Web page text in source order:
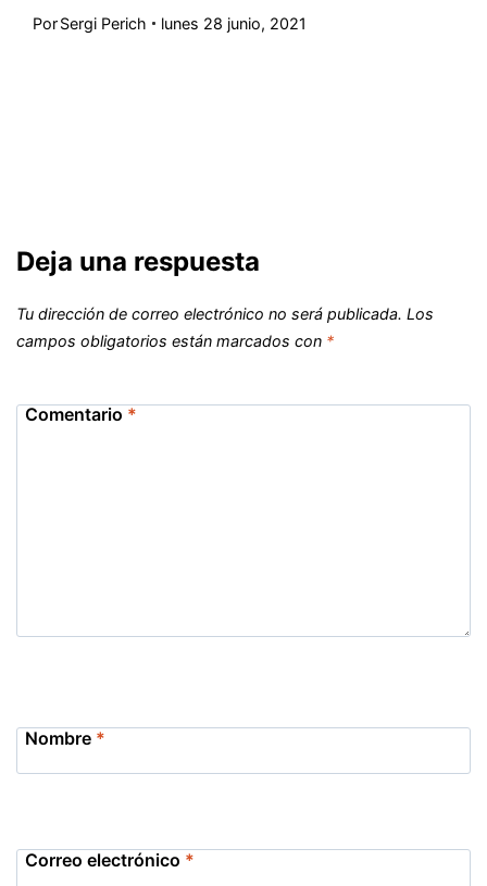
PorSergi Perich lunes 28 junio, 2021
Deja una respuesta
Tu dirección de correo electrónico no será publicada. Los
campos obligatorios están marcados con *
Comentario *
Nombre *
Correo electrónico *